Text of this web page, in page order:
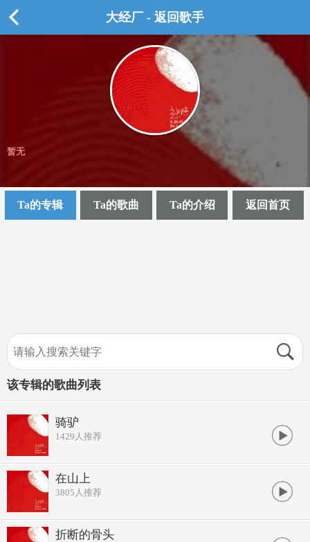
大经厂 - 返回歌手
暂无
Ta的专辑 Ta的歌曲 Ta的介绍 返回首页
该专辑的歌曲列表
骑驴
1429 人推荐
在山上
3805 人推荐
折断的骨头